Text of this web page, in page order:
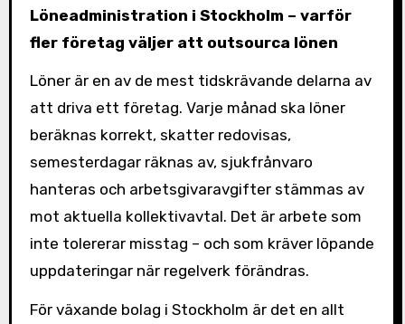
Löneadministration i Stockholm – varför
fler företag väljer att outsourca lönen
Löner är en av de mest tidskrävande delarna av
att driva ett företag. Varje månad ska löner
beräknas korrekt, skatter redovisas,
semesterdagar räknas av, sjukfrånvaro
hanteras och arbetsgivaravgifter stämmas av
mot aktuella kollektivavtal. Det är arbete som
inte tolererar misstag – och som kräver löpande
uppdateringar när regelverk förändras.
För växande bolag i Stockholm är det en allt